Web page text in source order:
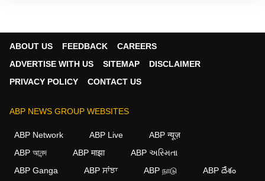
ABOUT US FEEDBACK
CAREERS
ADVERTISE WITH US
SITEMAP
DISCLAIMER
PRIVACY POLICY
CONTACT US
ABP NEWS GROUP WEBSITES
ABP Network ABP Live
ABP न्यूज़
ABP আনন্দ
ABP माझा
ABP અસ્મિતા
ABP Ganga
ABP ਸਾਂਝਾ ABP நாடு ABP దేశం